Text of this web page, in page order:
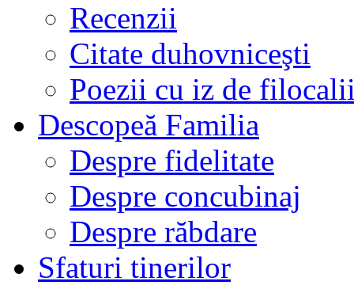
Recenzii
Citate duhovniceşti
Poezii cu iz de
Descopeă Familia
Despre fidelitate
Despre concubinaj
Despre răbdare
Sfaturi tinerilor